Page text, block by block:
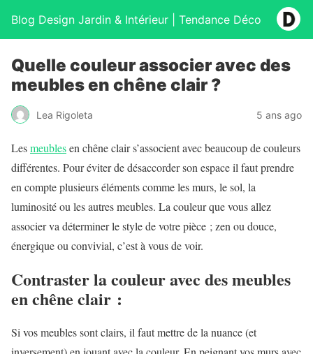
Blog Design Jardin & Intérieur | Tendance Déco
Quelle couleur associer avec des
meubles en chêne clair ?
Lea Rigoleta 5 ans ago
Lesmeublesen chêne clair s’associent avec beaucoup de couleurs
différentes. Pour éviter de désaccorder son espace il faut prendre
en compte plusieurs éléments comme les murs, le sol, la
luminosité ou les autres meubles. La couleur que vous allez
associer va déterminer le style de votre pièce ; zen ou douce,
énergique ou convivial, c’est à vous de voir.
Contraster la couleur avec des meubles
en chêne clair :
Si vos meubles sont clairs, il faut mettre de la nuance (et